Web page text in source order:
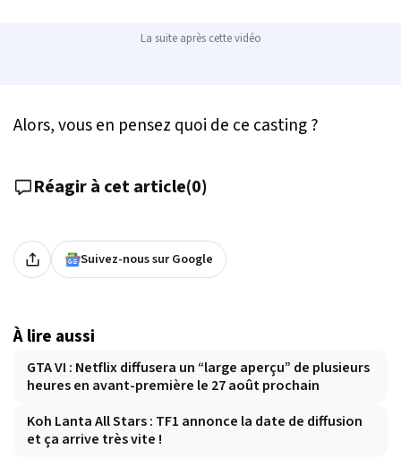
La suite après cette vidéo
Alors, vous en pensez quoi de ce casting ?
Réagir à cet article(0)
Suivez-nous sur Google
À lire aussi
GTA VI : Netflix diffusera un “large aperçu” de plusieurs
heures en avant-première le 27 août prochain
Koh Lanta All Stars : TF1 annonce la date de diffusion
et ça arrive très vite !